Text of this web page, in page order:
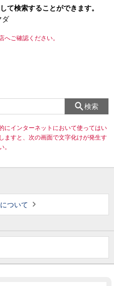
て検索することができます。
ダ
ご確認ください。
検索
にインターネットにおいて使ってはい
ますと、次の画面で文字化けが発生す
。
ついて